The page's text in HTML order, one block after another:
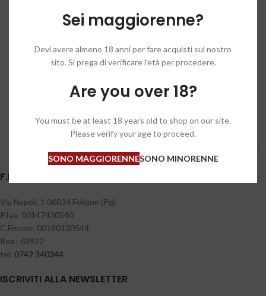
Sei maggiorenne?
Devi avere almeno 18 anni per fare acquisti sul nostro
sito. Si prega di verificare l'età per procedere.
Are you over 18?
You must be at least 18 years old to shop on our site.
Please verify your age to proceed.
SONO MAGGIORENNESONO MINORENNE
F.LLI BERNETTI S.A.S DI BERNETTI LUCIO & C.
Via Napoli, 1 06034 Foligno (Pg)
P.Iva: 00147430540
C.Fiscale: 00180130544
Rea : 69922
tel: 0742 340344
ISCRIVITI ALLA NEWSLETTER